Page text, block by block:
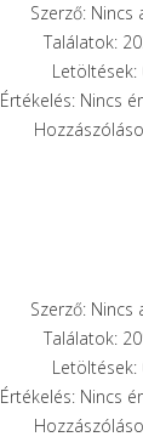
Szerző: Nincs
Találatok:
Letöltések:
Értékelés: Nincs
Szerző: Nincs
Találatok:
Letöltések:
Értékelés: Nincs